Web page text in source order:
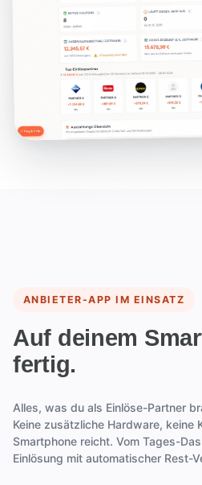
ANBIETER-APP IM EINSATZ
Auf deinem
fertig.
Alles, was du als Einlöse-Partner
Keine zusätzliche Hardware,
Smartphone reicht. Vom Tages-
Einlösung mit automatischer Rest-